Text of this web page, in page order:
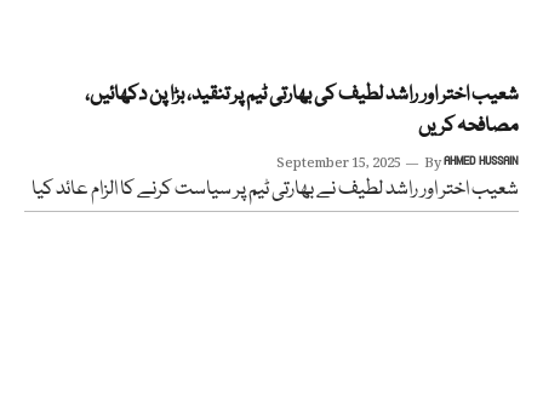
شعیب اختر اور راشد لطیف کی بھارتی ٹیم پر تنقید، بڑا پن دکھائیں،
مصافحہ کریں
September 15, 2025 ByAHMED HUSSAIN
شعیب اختر اور راشد لطیف نے بھارتی ٹیم پر سیاست کرنے کا الزام عائد کیا